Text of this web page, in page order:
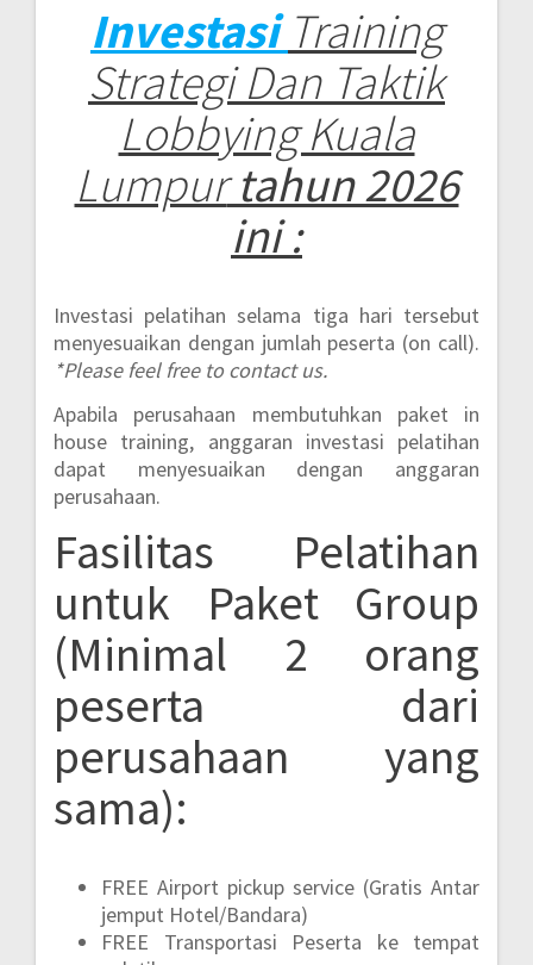
Investasi Training
Strategi Dan Taktik
Lobbying Kuala
Lumpurtahun 2026
ini :
Investasi pelatihan selama tiga hari tersebut
menyesuaikan dengan jumlah peserta (on call).
*Please feel free to contact us.
Apabila perusahaan membutuhkan paket in
house training, anggaran investasi pelatihan
dapat menyesuaikan dengan anggaran
perusahaan.
Fasilitas Pelatihan
untuk Paket Group
(Minimal 2 orang
peserta dari
perusahaan yang
sama):
FREE Airport pickup service (Gratis Antar
jemput Hotel/Bandara)
FREE Transportasi Peserta ke tempat